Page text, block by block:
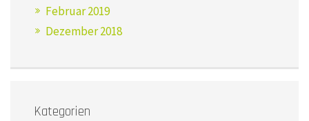
Februar 2019
Dezember 2018
Kategorien